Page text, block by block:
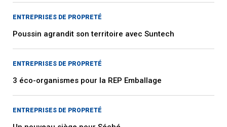
ENTREPRISES DE PROPRETÉ
Poussin agrandit son territoire avec Suntech
ENTREPRISES DE PROPRETÉ
3 éco-organismes pour la REP Emballage
ENTREPRISES DE PROPRETÉ